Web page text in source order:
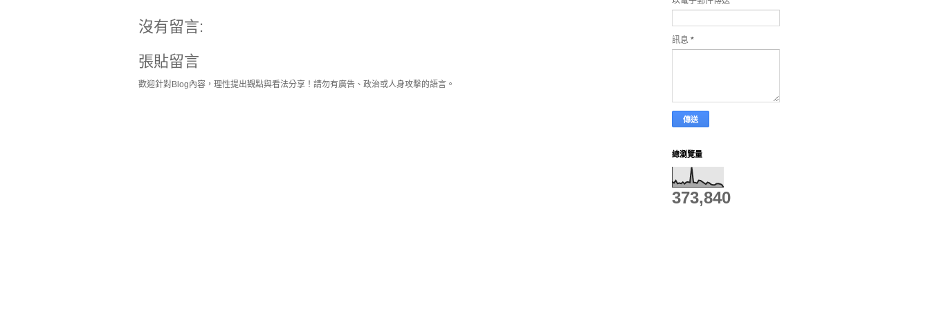
沒有留言:
張貼留言
歡迎針對Blog內容，理性提出觀點與看法分享！請勿有廣告、政治或人身攻擊的語言。
訊息 *
總瀏覽量
373,840